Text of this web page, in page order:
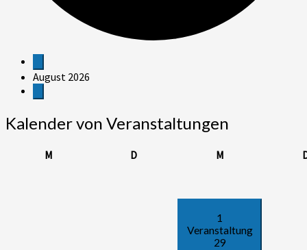
Veranstaltungen
August 2026
Kalender von Veranstaltungen
M DDienstag MMittwoch
1
Veranstaltung
29